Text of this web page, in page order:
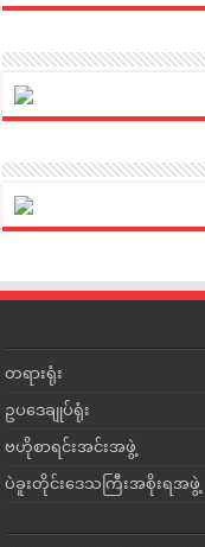
တရားရုံး
ဥပဒေချုပ်ရုံး
ဗဟိုစာရင်းအင်းအဖွဲ့
ပဲခူးတိုင်းဒေသကြီးအစိုးရအဖွဲ့